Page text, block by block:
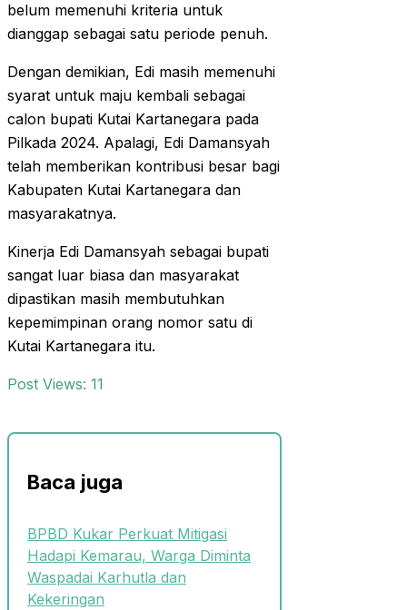
belum memenuhi kriteria untuk
dianggap sebagai satu periode penuh.
Dengan demikian, Edi masih memenuhi
syarat untuk maju kembali sebagai
calon bupati Kutai Kartanegara pada
Pilkada 2024. Apalagi, Edi Damansyah
telah memberikan kontribusi besar bagi
Kabupaten Kutai Kartanegara dan
masyarakatnya.
Kinerja Edi Damansyah sebagai bupati
sangat luar biasa dan masyarakat
dipastikan masih membutuhkan
kepemimpinan orang nomor satu di
Kutai Kartanegara itu.
Post Views: 11
Baca juga
BPBD Kukar Perkuat Mitigasi
Hadapi Kemarau, Warga Diminta
Waspadai Karhutla dan
Kekeringan